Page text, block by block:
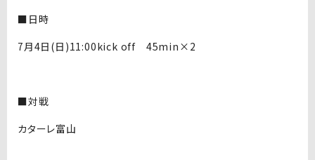
■日時
7月4日(日)11:00kick off 45min×2
■対戦
カターレ富山